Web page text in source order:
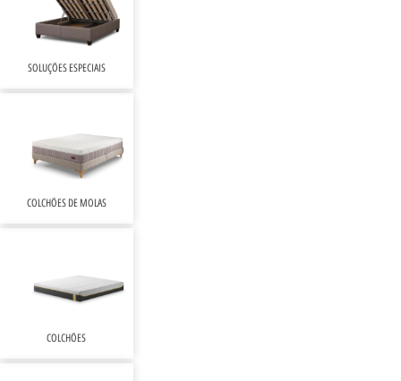
COLCHÕES
COLCHÕES DE MOLAS
SOLUÇÕES ESPECIAIS